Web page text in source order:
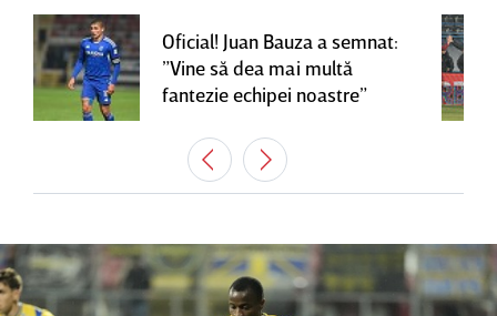
Oficial! Juan Bauza a semnat:
”Vine să dea mai multă
fantezie echipei noastre”